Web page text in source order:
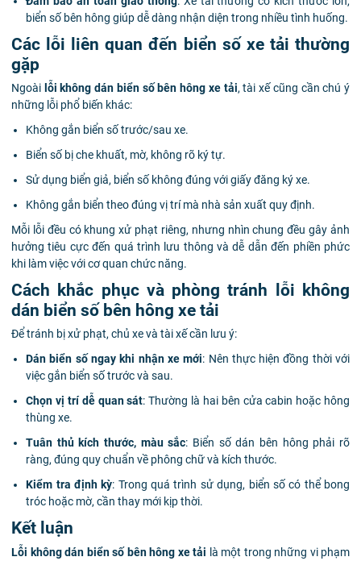
biển số bên hông giúp dễ dàng nhận diện trong nhiều tình huống.
Các lỗi liên quan đến biển số xe tải thường
gặp
Ngoài lỗi không dán biển số bên hông xe tải, tài xế cũng cần chú ý
những lỗi phổ biến khác:
Không gắn biển số trước/sau xe.
Biển số bị che khuất, mờ, không rõ ký tự.
Sử dụng biển giả, biển số không đúng với giấy đăng ký xe.
Không gắn biển theo đúng vị trí mà nhà sản xuất quy định.
Mỗi lỗi đều có khung xử phạt riêng, nhưng nhìn chung đều gây ảnh
hưởng tiêu cực đến quá trình lưu thông và dễ dẫn đến phiền phức
khi làm việc với cơ quan chức năng.
Cách khắc phục và phòng tránh lỗi không
dán biển số bên hông xe tải
Để tránh bị xử phạt, chủ xe và tài xế cần lưu ý:
Dán biển số ngay khi nhận xe mới: Nên thực hiện đồng thời với
việc gắn biển số trước và sau.
Chọn vị trí dễ quan sát: Thường là hai bên cửa cabin hoặc hông
thùng xe.
Tuân thủ kích thước, màu sắc: Biển số dán bên hông phải rõ
ràng, đúng quy chuẩn về phông chữ và kích thước.
Kiểm tra định kỳ: Trong quá trình sử dụng, biển số có thể bong
tróc hoặc mờ, cần thay mới kịp thời.
Kết luận
Lỗi không dán biển số bên hông xe tải là một trong những vi phạm